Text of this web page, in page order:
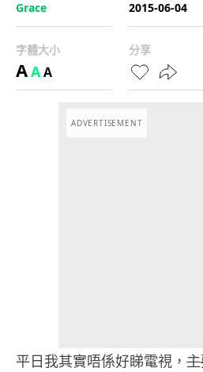
Grace
2015-06-04
字體大小
AAA
分享
ADVERTISEMENT
平日我其實唔係好睇電視，